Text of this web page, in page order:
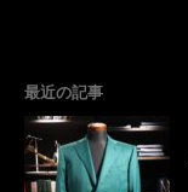
最近の記事